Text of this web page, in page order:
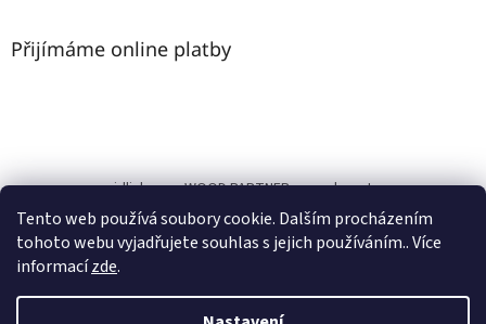
Tento web používá soubory cookie. Dalším procházením
tohoto webu vyjadřujete souhlas s jejich používáním.. Více
informacízde.
Přijímáme online platby
nasezidlicky.cz WOOD PARTNER s.r.o. bonature.cz
www.nasezidlicky.cz